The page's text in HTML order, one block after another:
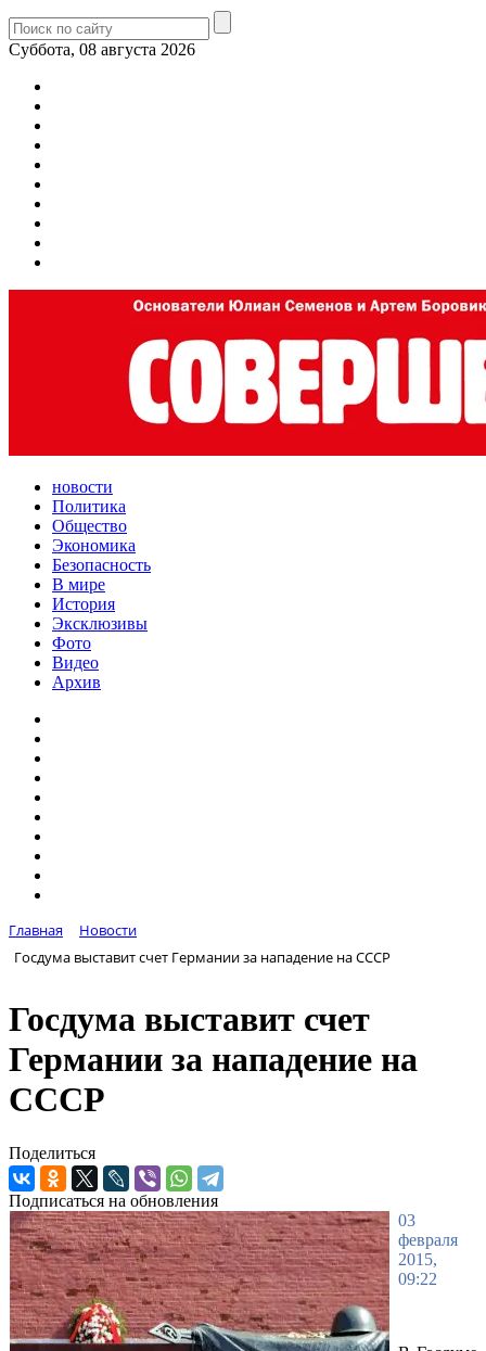
Суббота, 08 августа 2026
новости
Политика
Общество
Экономика
Безопасность
В мире
История
Эксклюзивы
Фото
Видео
Архив
Главная
Новости
Госдума выставит счет Германии за нападение на СССР
Госдума выставит счет
Германии за нападение на
СССР
Поделиться
Подписаться на обновления
03
февраля
2015,
09:22